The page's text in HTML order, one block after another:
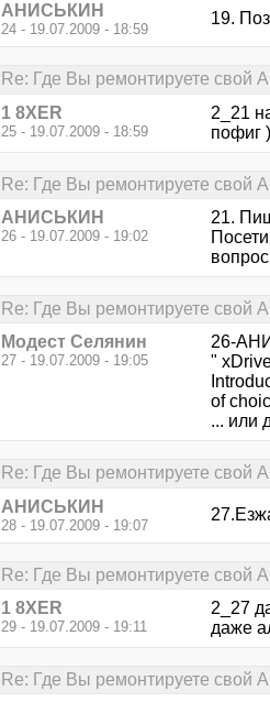
АНИСЬКИН
24 - 19.07.2009 - 18:59
19.
Re: Где Вы ремонтируете свой
1 8XER
25 - 19.07.2009 - 18:59
2_21
пофиг )
Re: Где Вы ремонтируете свой
АНИСЬКИН
26 - 19.07.2009 - 19:02
21.
Re: Где Вы ремонтируете свой
Модест Селянин
27 - 19.07.2009 - 19:05
26-
"
of
... или
Re: Где Вы ремонтируете свой
АНИСЬКИН
28 - 19.07.2009 - 19:07
Re: Где Вы ремонтируете свой
1 8XER
29 - 19.07.2009 - 19:11
2_27
даже
Re: Где Вы ремонтируете свой